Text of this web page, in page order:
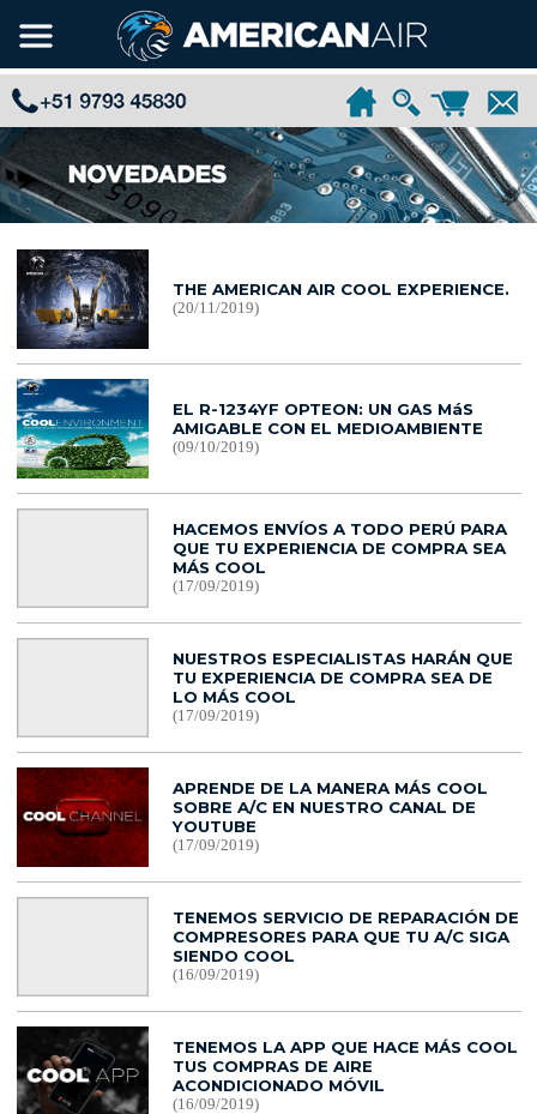
THE AMERICAN AIR COOL EXPERIENCE.
(20/11/2019)
EL R-1234YF OPTEON: UN GAS MáS
AMIGABLE CON EL MEDIOAMBIENTE
(09/10/2019)
HACEMOS ENVÍOS A TODO PERÚ PARA
QUE TU EXPERIENCIA DE COMPRA SEA
MÁS COOL
(17/09/2019)
NUESTROS ESPECIALISTAS HARÁN QUE
TU EXPERIENCIA DE COMPRA SEA DE
LO MÁS COOL
(17/09/2019)
APRENDE DE LA MANERA MÁS COOL
SOBRE A/C EN NUESTRO CANAL DE
YOUTUBE
(17/09/2019)
TENEMOS SERVICIO DE REPARACIÓN DE
COMPRESORES PARA QUE TU A/C SIGA
SIENDO COOL
(16/09/2019)
TENEMOS LA APP QUE HACE MÁS COOL
TUS COMPRAS DE AIRE
ACONDICIONADO MÓVIL
(16/09/2019)